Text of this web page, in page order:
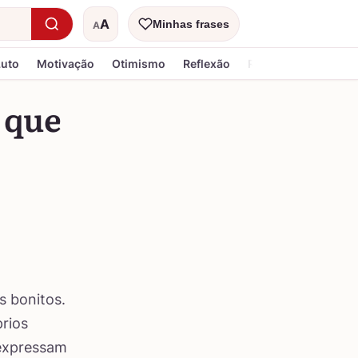
AA
Tamanho do textoMinhas frases
Motivação Otimismo Reflexão Religiosa
bonitos.